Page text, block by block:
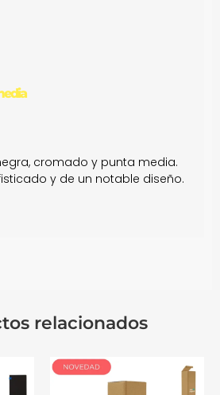
cromado y punta media.
y de un notable diseño.
relacionados